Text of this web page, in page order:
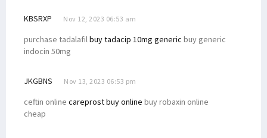
KBSRXP Nov 12, 2023 06:53 am
purchase tadalafilbuy tadacip 10mg generic buy generic
indocin 50mg
JKGBNS Nov 13, 2023 06:53 pm
ceftin online careprost buy online buy robaxin online
cheap